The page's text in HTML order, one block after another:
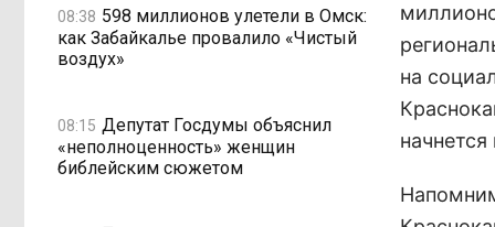
08:38 598 миллионов улетели в Омск:
как Забайкалье провалило «Чистый
воздух»
08:15 Депутат Госдумы объяснил
«неполноценность» женщин
библейским сюжетом
на